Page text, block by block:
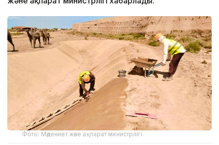
Фото: Мәдениет және ақпарат министрлігі